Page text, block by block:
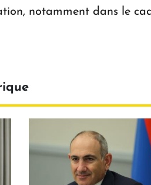
notamment dans le